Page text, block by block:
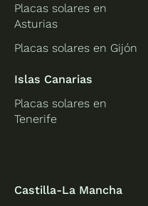
Placas solares en
Asturias
Placas solares en Gijón
Islas Canarias
Placas solares en
Tenerife
Castilla-La Mancha